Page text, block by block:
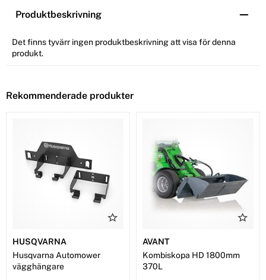
Produktbeskrivning
Det finns tyvärr ingen produktbeskrivning att visa för denna
produkt.
Rekommenderade produkter
HUSQVARNA
Husqvarna Automower
vägghängare
AVANT
Kombiskopa HD 1800mm
370L